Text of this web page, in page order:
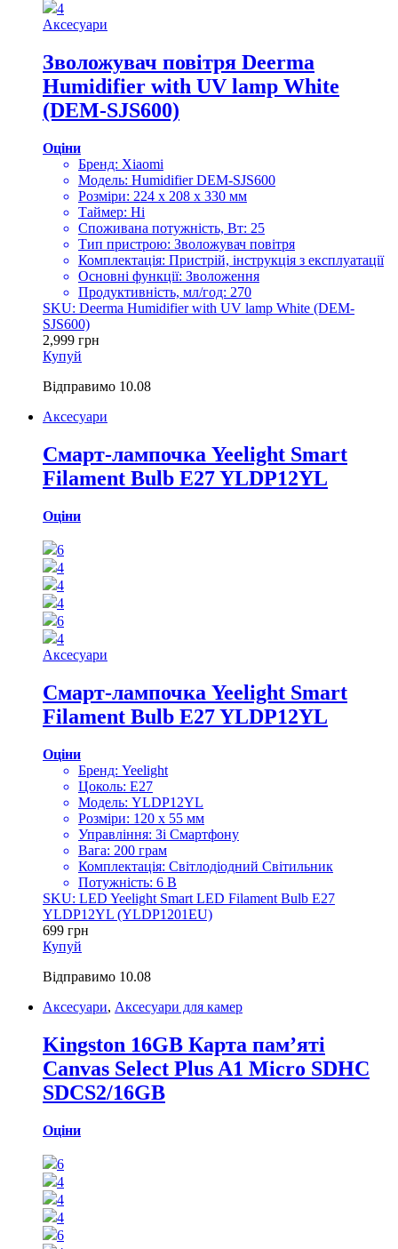
4
Аксесуари
Зволожувач повітря Deerma
Humidifier with UV lamp White
(DEM-SJS600)
Оціни
Бренд: Xiaomi
Модель: Humidifier DEM-SJS600
Розміри: 224 х 208 х 330 мм
Таймер: Ні
Споживана потужність, Вт: 25
Тип пристрою: Зволожувач повітря
Комплектація: Пристрій, інструкція з експлуатації
Основні функції: Зволоження
Продуктивність, мл/год: 270
SKU: Deerma Humidifier with UV lamp White (DEM-
SJS600)
2,999 грн
Купуй
Відправимо 10.08
Аксесуари
Смарт-лампочка Yeelight Smart
Filament Bulb E27 YLDP12YL
Оціни
6
4
4
4
6
4
Аксесуари
Смарт-лампочка Yeelight Smart
Filament Bulb E27 YLDP12YL
Оціни
Бренд: Yeelight
Цоколь: E27
Модель: YLDP12YL
Розміри: 120 х 55 мм
Управління: Зі Смартфону
Вага: 200 грам
Комплектація: Світлодіодний Світильник
Потужність: 6 В
SKU: LED Yeelight Smart LED Filament Bulb E27
YLDP12YL (YLDP1201EU)
699 грн
Купуй
Відправимо 10.08
Аксесуари, Аксесуари для камер
Kingston 16GB Карта пам’яті
Canvas Select Plus A1 Micro SDHC
SDCS2/16GB
Оціни
6
4
4
4
6